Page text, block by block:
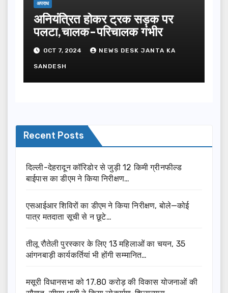
अपराध
अनियंत्रित होकर ट्रक सड़क पर
पलटा,चालक-परिचालक गंभीर
OCT 7, 2024 NEWS DESK JANTA KA
SANDESH
Recent Posts
दिल्ली-देहरादून कॉरिडोर से जुड़ी 12 किमी ग्रीनफील्ड
बाईपास का डीएम ने किया निरीक्षण…
एसआईआर शिविरों का डीएम ने किया निरीक्षण, बोले—कोई
पात्र मतदाता सूची से न छूटे…
तीलू रौतेली पुरस्कार के लिए 13 महिलाओं का चयन, 35
आंगनबाड़ी कार्यकर्तियां भी होंगी सम्मानित…
मसूरी विधानसभा को 17.80 करोड़ की विकास योजनाओं की